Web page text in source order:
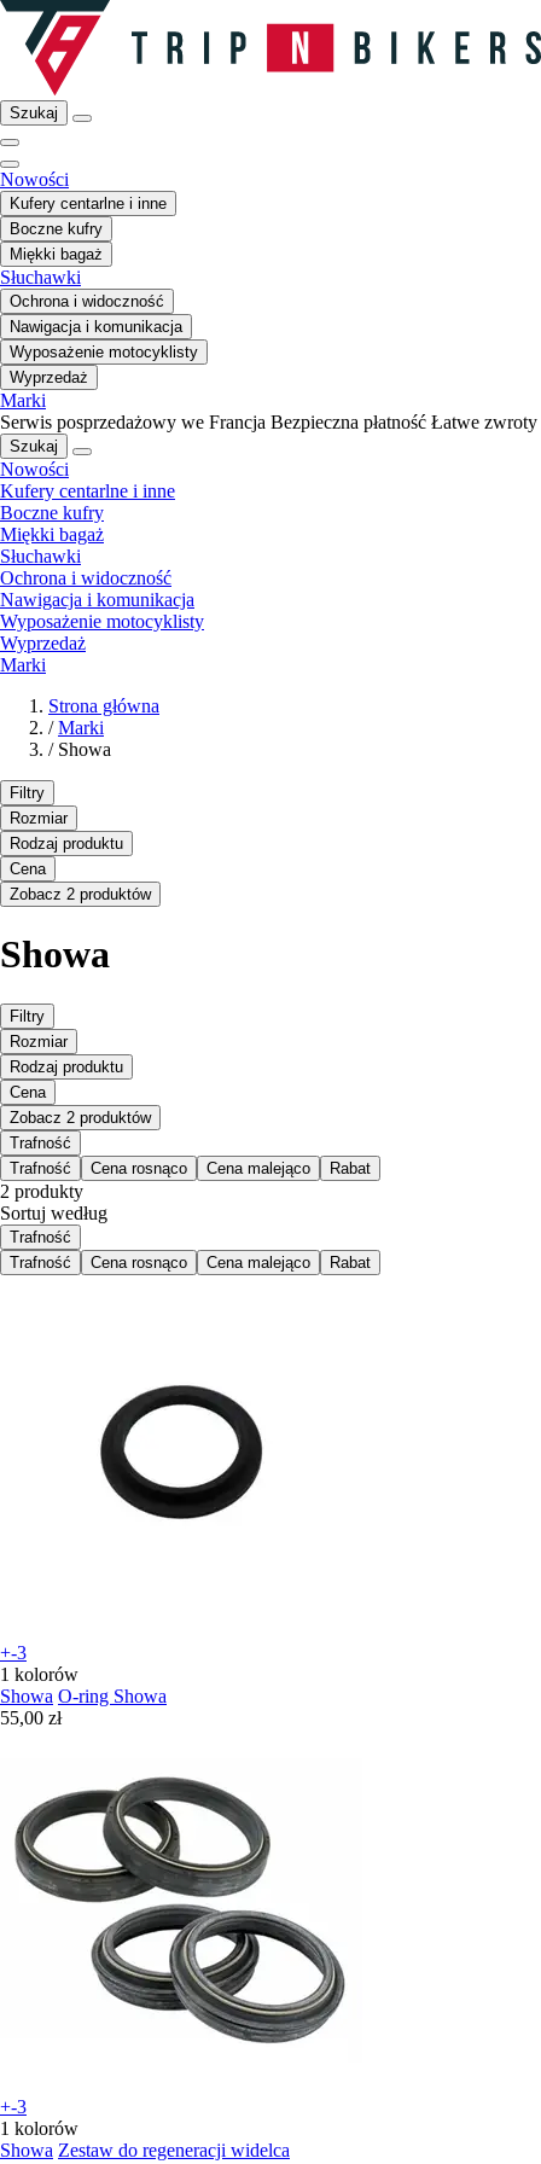
Szukaj
Nowości
Kufery centarlne i inne
Boczne kufry
Miękki bagaż
Słuchawki
Ochrona i widoczność
Nawigacja i komunikacja
Wyposażenie motocyklisty
Wyprzedaż
Marki
Serwis posprzedażowy we Francja Bezpieczna płatność Łatwe zwroty
Szukaj
Nowości
Kufery centarlne i inne
Boczne kufry
Miękki bagaż
Słuchawki
Ochrona i widoczność
Nawigacja i komunikacja
Wyposażenie motocyklisty
Wyprzedaż
Marki
Strona główna
/ Marki
/ Showa
Filtry
Rozmiar
Rodzaj produktu
Cena
Zobacz 2 produktów
Showa
Filtry
Rozmiar
Rodzaj produktu
Cena
Zobacz 2 produktów
Trafność
Trafność
Cena rosnąco Cena malejąco Rabat
2 produkty
Sortuj według
Trafność
Trafność
Cena rosnąco Cena malejąco Rabat
+-3
1 kolorów
Showa O-ring Showa
55,00 zł
+-3
1 kolorów
Showa Zestaw do regeneracji widelca